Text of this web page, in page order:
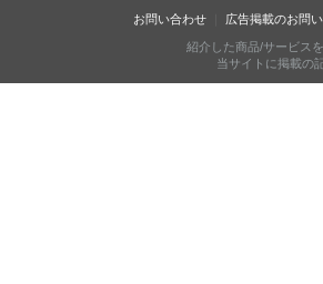
お問い合わせ 広告掲載のお問
紹介した商品/サービス
当サイトに掲載の